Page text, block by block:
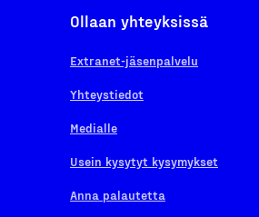
Ollaan yhteyksissä
Extranet-jäsenpalvelu
Yhteystiedot
Medialle
Usein kysytyt kysymykset
Anna palautetta